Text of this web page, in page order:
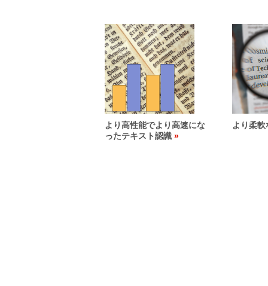
より高性能でより高速にな
ったテキスト認識
より柔